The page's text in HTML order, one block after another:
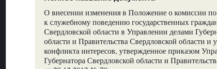
О внесении изменения в Положение о комиссии
к служебному поведению государственных
Свердловской области в Управлении делами
области и Правительства Свердловской области и
конфликта интересов, утвержденное приказом
Губернатора Свердловской области и